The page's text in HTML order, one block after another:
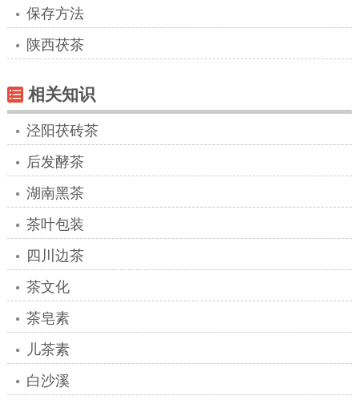
保存方法
陕西茯茶
相关知识
泾阳茯砖茶
后发酵茶
湖南黑茶
茶叶包装
四川边茶
茶文化
茶皂素
儿茶素
白沙溪